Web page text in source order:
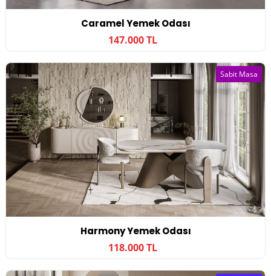
Caramel Yemek Odası
147.000 TL
Harmony Yemek Odası
118.000 TL
Sabit Masa